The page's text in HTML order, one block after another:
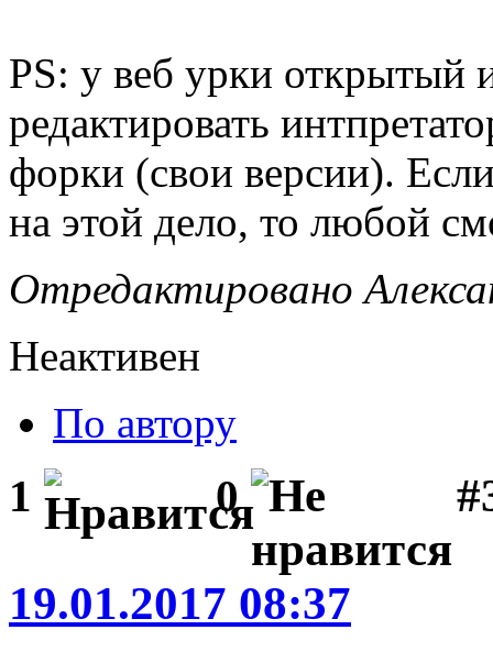
PS: у веб урки
редактировать
форки (свои версии).
на этой дело, то любой
Отредактировано
Неактивен
По автору
1 0
19.01.2017 08:37